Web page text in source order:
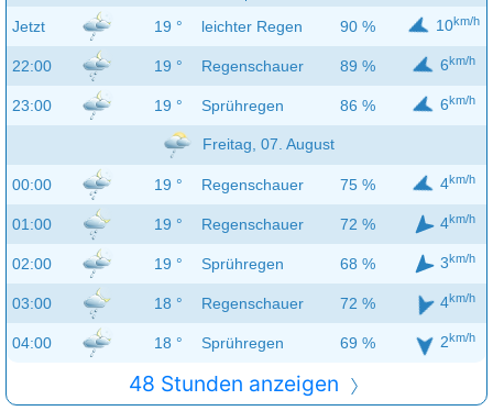
Jetzt 19 ° leichter Regen 90 % 10km/h
22:00 19 ° Regenschauer 89 % 6km/h
23:00 19 ° Sprühregen 86 % 6km/h
Freitag, 07. August
00:00 19 ° Regenschauer 75 % 4km/h
01:00 19 ° Regenschauer 72 % 4km/h
02:00 19 ° Sprühregen 68 % 3km/h
03:00 18 ° Regenschauer 72 % 4km/h
04:00 18 ° Sprühregen 69 % 2km/h
48 Stunden anzeigen